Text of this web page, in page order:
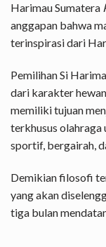
Harimau Sumatera
anggapan bahwa
terinspirasi dari
Pemilihan Si
dari karakter
memiliki tujuan
terkhusus olahraga
sportif, bergairah,
Demikian filosofi
yang akan
tiga bulan